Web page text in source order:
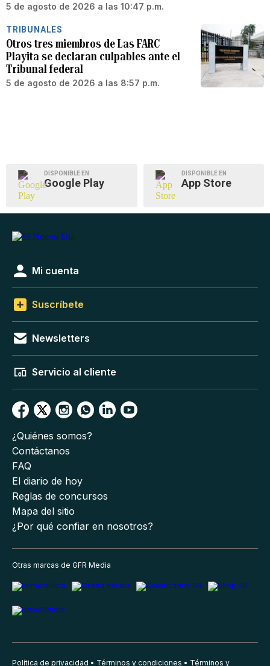
5 de agosto de 2026 a las 10:47 p.m.
TRIBUNALES
Otros tres miembros de Las FARC
Playita se declaran culpables ante el
Tribunal federal
5 de agosto de 2026 a las 8:57 p.m.
DISPONIBLE EN
Google Play
DISPONIBLE EN
App Store
Mi cuenta
Suscríbete
Newsletters
Servicio al cliente
¿Quiénes somos?
Contáctanos
FAQ
El diario de hoy
Reglas de concursos
Mapa del sitio
¿Por qué confiar en nosotros?
Otras marcas de GFR Media
Política de privacidad Términos y condiciones Términos y